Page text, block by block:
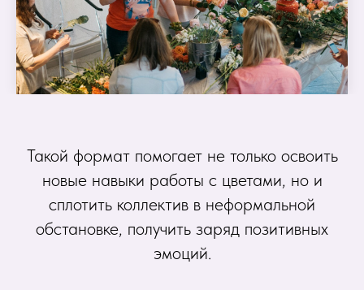
Такой формат помогает не только освоить
новые навыки работы с цветами, но и
сплотить коллектив в неформальной
обстановке, получить заряд позитивных
эмоций.